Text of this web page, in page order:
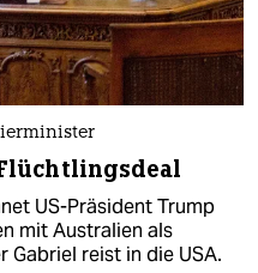
US-Präsident Trump
mit Australien als
Gabriel reist in die USA.